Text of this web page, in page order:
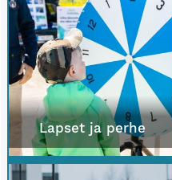
Lapset ja perhe